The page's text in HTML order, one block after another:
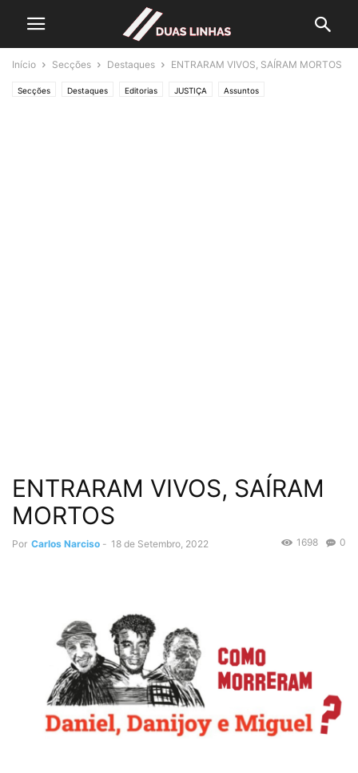
Início Secções Destaques ENTRARAM VIVOS, SAÍRAM MORTOS
Secções Destaques Editorias JUSTIÇA Assuntos
ENTRARAM VIVOS, SAÍRAM
MORTOS
Por Carlos Narciso - 18 de Setembro, 2022 0
1698